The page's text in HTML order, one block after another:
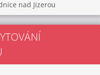
nad Jizerou